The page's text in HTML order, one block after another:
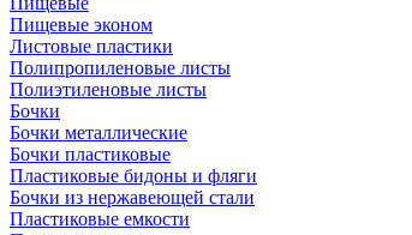
Пищевые эконом
Листовые пластики
Полипропиленовые листы
Полиэтиленовые листы
Бочки
Бочки металлические
Бочки пластиковые
Пластиковые бидоны и фляги
Бочки из нержавеющей стали
Пластиковые емкости